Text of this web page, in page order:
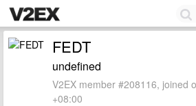
FEDT
undefined
V2EX member #208116, joined
+08:00